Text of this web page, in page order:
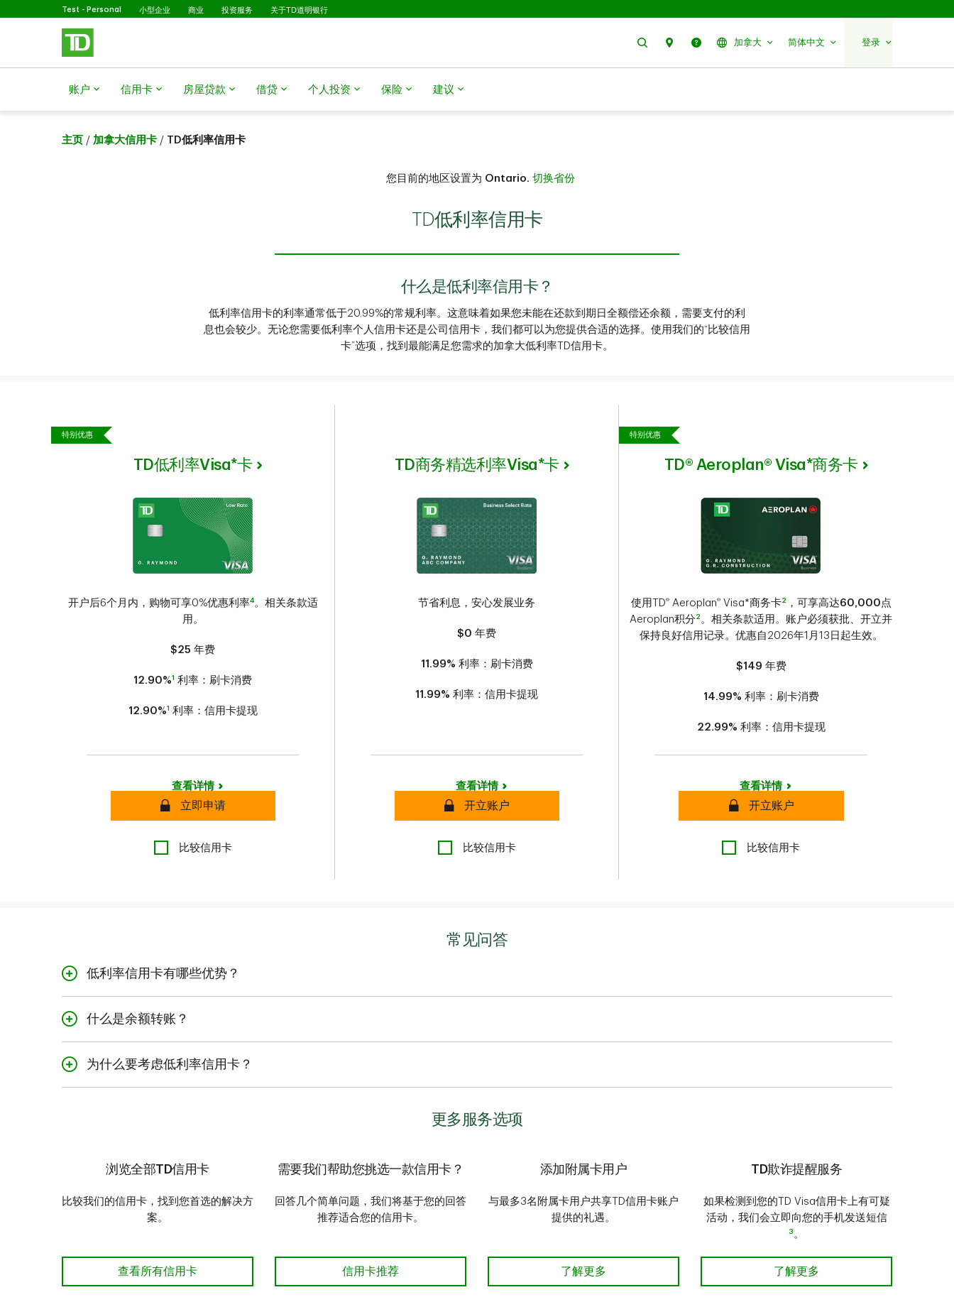
跳转到主要内容Test - Personal 已选择小型企业 商业 投资服务 关于TD道明银行
搜索 分行预约帮助 加拿大 简体中文 登录
账户 信用卡 房屋贷款 借贷 个人投资 保险 建议
主页 / 加拿大信用卡 / TD低利率信用卡
您目前的地区设置为 Ontario. 切换省份
TD低利率信用卡
什么是低利率信用卡？
低利率信用卡的利率通常低于20.99%的常规利率。这意味着如果您未能在还款到期日全额偿还余额，需要支付的利
息也会较少。无论您需要低利率个人信用卡还是公司信用卡，我们都可以为您提供合适的选择。使用我们的“比较信用
卡”选项，找到最能满足您需求的加拿大低利率TD信用卡。
特别优惠
TD低利率Visa*卡
开户后6个月内，购物可享0%优惠利率4。相关条款适
用。
$25 年费
12.90%1 利率：刷卡消费
12.90%1 利率：信用卡提现
查看详情
安全立即申请
比较信用卡
TD商务精选利率Visa*卡
节省利息，安心发展业务
$0 年费
11.99% 利率：刷卡消费
11.99% 利率：信用卡提现
查看详情
安全开立账户
比较信用卡
特别优惠
TD® Aeroplan® Visa*商务卡
使用TD®Aeroplan®Visa*商务卡2 ，可享高达60,000 点
Aeroplan积分2 。相关条款适用。账户必须获批、开立并
保持良好信用记录。优惠自2026年1月13日起生效。
$149 年费
14.99% 利率：刷卡消费
22.99% 利率：信用卡提现
查看详情
安全开立账户
比较信用卡
常见问答
低利率信用卡有哪些优势？
什么是余额转账？
余额转账是指您将未偿债务从另一家金融机构的一张信用卡转移到TD信用卡上。余额转账可以帮助您管理信用卡
债务。
为什么要考虑低利率信用卡？
如果想将另一家机构的高利率信用卡的未偿付余额合并到低利率信用卡中，以降低利息费用，低利率信用卡可能会
更多服务选项
浏览全部TD信用卡
比较我们的信用卡，找到您首选的解决方
案。
浏览全部TD信用卡
查看所有信用卡
需要我们帮助您挑选一款信用卡？
回答几个简单问题，我们将基于您的回答
推荐适合您的信用卡。
需要我们帮助您挑选一款信用卡？
信用卡推荐
添加附属卡用户
与最多3名附属卡用户共享TD信用卡账户
提供的礼遇。
添加附属卡用户
了解更多
TD欺诈提醒服务
如果检测到您的TD Visa信用卡上有可疑
活动，我们会立即向您的手机发送短信
3 。
TD欺诈提醒服务
了解更多